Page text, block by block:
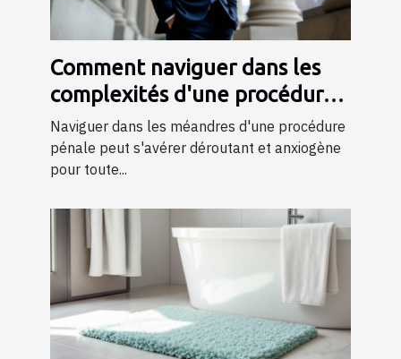
Comment naviguer dans les
complexités d'une procédure
pénale ?
Naviguer dans les méandres d'une procédure
pénale peut s'avérer déroutant et anxiogène
pour toute...